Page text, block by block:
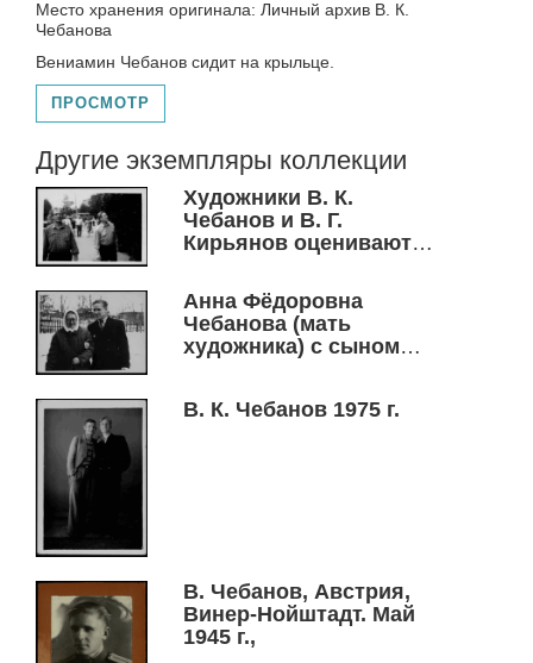
Место хранения оригинала: Личный архив В. К.
Чебанова
Вениамин Чебанов сидит на крыльце.
ПРОСМОТР
Другие экземпляры коллекции
Художники В. К.
Чебанов и В. Г.
Кирьянов оценивают
Новосибирск, ДК "Луч",
1989 г.
Анна Фёдоровна
Чебанова (мать
художника) с сыном
В. К. Чебанов 1975 г.
В. Чебанов, Австрия,
Винер-Нойштадт. Май
1945 г.,